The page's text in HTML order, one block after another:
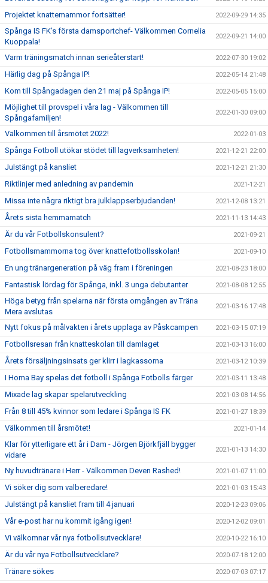
Projektet knattemammor fortsätter! 2022-09-29 14:35
Spånga IS FK’s första damsportchef- Välkommen Cornelia
Kuoppala!
2022-09-21 14:00
Varm träningsmatch innan serieåterstart! 2022-07-30 19:02
Härlig dag på Spånga IP! 2022-05-14 21:48
Kom till Spångadagen den 21 maj på Spånga IP! 2022-05-05 15:00
Möjlighet till provspel i våra lag - Välkommen till
Spångafamiljen!
2022-01-30 09:00
Välkommen till årsmötet 2022! 2022-01-03
Spånga Fotboll utökar stödet till lagverksamheten! 2021-12-21 22:00
Julstängt på kansliet 2021-12-21 21:30
Riktlinjer med anledning av pandemin 2021-12-21
Missa inte några riktigt bra julklappserbjudanden! 2021-12-08 13:21
Årets sista hemmamatch 2021-11-13 14:43
Är du vår Fotbollskonsulent? 2021-09-21
Fotbollsmammorna tog över knattefotbollsskolan! 2021-09-10
En ung tränargeneration på väg fram i föreningen 2021-08-23 18:00
Fantastisk lördag för Spånga, inkl. 3 unga debutanter 2021-08-08 12:55
Höga betyg från spelarna när första omgången av Träna
Mera avslutas
2021-03-16 17:48
Nytt fokus på målvakten i årets upplaga av Påskcampen 2021-03-15 07:19
Fotbollsresan från knatteskolan till damlaget 2021-03-13 16:00
Årets försäljningsinsats ger klirr i lagkassorna 2021-03-12 10:39
I Homa Bay spelas det fotboll i Spånga Fotbolls färger 2021-03-11 13:48
Mixade lag skapar spelarutveckling 2021-03-08 14:56
Från 8 till 45% kvinnor som ledare i Spånga IS FK 2021-01-27 18:39
Välkommen till årsmötet! 2021-01-14
Klar för ytterligare ett år i Dam - Jörgen Björkfjäll bygger
vidare
2021-01-13 14:30
Ny huvudtränare i Herr - Välkommen Deven Rashed! 2021-01-07 11:00
Vi söker dig som valberedare! 2021-01-03 15:43
Julstängt på kansliet fram till 4 januari 2020-12-23 09:06
Vår e-post har nu kommit igång igen! 2020-12-02 09:01
Vi välkomnar vår nya fotbollsutvecklare! 2020-10-22 16:10
Är du vår nya Fotbollsutvecklare? 2020-07-18 12:00
Tränare sökes 2020-07-03 07:17